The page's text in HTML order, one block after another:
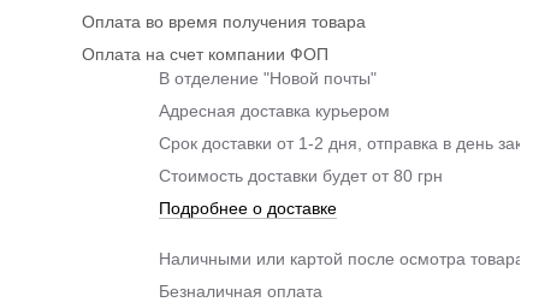
Оплата во время получения товара
Оплата на счет компании ФОП
В отделение "Новой почты"
Адресная доставка курьером
Срок доставки от 1-2 дня, отправка в день
Стоимость доставки будет от 80 грн
Подробнее о доставке
Наличными или картой после осмотра товара
Безналичная оплата